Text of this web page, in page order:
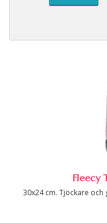
Fleecy
30x24 cm. Tjockare